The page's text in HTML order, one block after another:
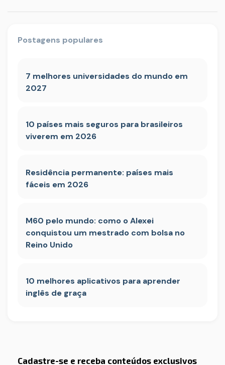
Postagens populares
7 melhores universidades do mundo em
2027
10 países mais seguros para brasileiros
viverem em 2026
Residência permanente: países mais
fáceis em 2026
M60 pelo mundo: como o Alexei
conquistou um mestrado com bolsa no
Reino Unido
10 melhores aplicativos para aprender
inglês de graça
Cadastre-se e receba conteúdos exclusivos